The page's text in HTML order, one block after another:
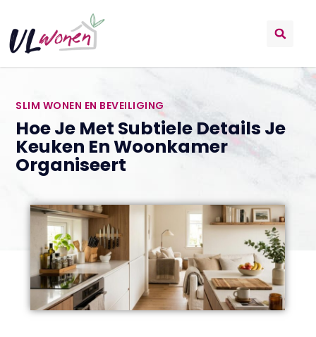
SLIM WONEN EN BEVEILIGING
Hoe Je Met Subtiele Details Je
Keuken En Woonkamer
Organiseert